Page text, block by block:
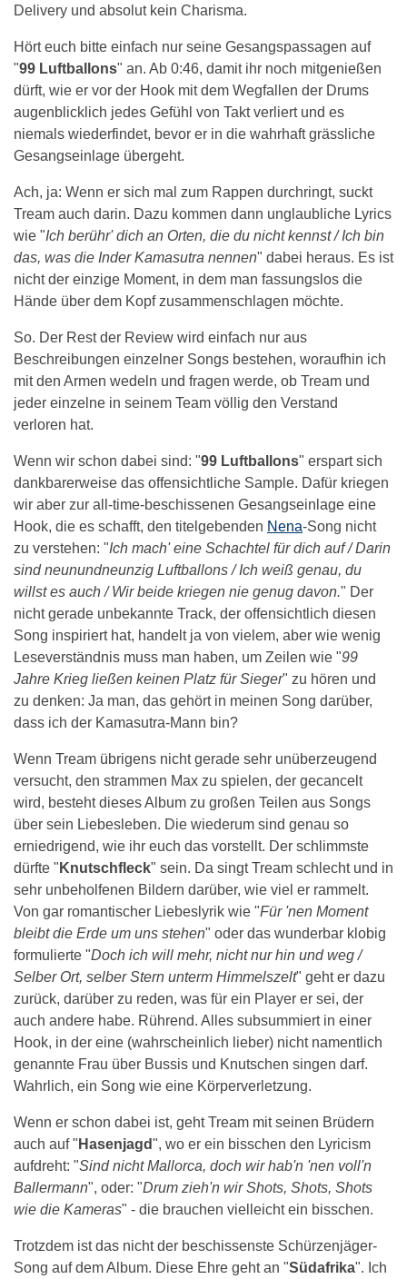
Delivery und absolut kein Charisma.
Hört euch bitte einfach nur seine Gesangspassagen auf
"99 Luftballons" an. Ab 0:46, damit ihr noch mitgenießen
dürft, wie er vor der Hook mit dem Wegfallen der Drums
augenblicklich jedes Gefühl von Takt verliert und es
niemals wiederfindet, bevor er in die wahrhaft grässliche
Gesangseinlage übergeht.
Ach, ja: Wenn er sich mal zum Rappen durchringt, suckt
Tream auch darin. Dazu kommen dann unglaubliche Lyrics
wie "Ich berühr' dich an Orten, die du nicht kennst / Ich bin
das, was die Inder Kamasutra nennen" dabei heraus. Es ist
nicht der einzige Moment, in dem man fassungslos die
Hände über dem Kopf zusammenschlagen möchte.
So. Der Rest der Review wird einfach nur aus
Beschreibungen einzelner Songs bestehen, woraufhin ich
mit den Armen wedeln und fragen werde, ob Tream und
jeder einzelne in seinem Team völlig den Verstand
verloren hat.
Wenn wir schon dabei sind: "99 Luftballons" erspart sich
dankbarerweise das offensichtliche Sample. Dafür kriegen
wir aber zur all-time-beschissenen Gesangseinlage eine
Hook, die es schafft, den titelgebenden Nena-Song nicht
zu verstehen: "Ich mach' eine Schachtel für dich auf / Darin
sind neunundneunzig Luftballons / Ich weiß genau, du
willst es auch / Wir beide kriegen nie genug davon." Der
nicht gerade unbekannte Track, der offensichtlich diesen
Song inspiriert hat, handelt ja von vielem, aber wie wenig
Leseverständnis muss man haben, um Zeilen wie "99
Jahre Krieg ließen keinen Platz für Sieger" zu hören und
zu denken: Ja man, das gehört in meinen Song darüber,
dass ich der Kamasutra-Mann bin?
Wenn Tream übrigens nicht gerade sehr unüberzeugend
versucht, den strammen Max zu spielen, der gecancelt
wird, besteht dieses Album zu großen Teilen aus Songs
über sein Liebesleben. Die wiederum sind genau so
erniedrigend, wie ihr euch das vorstellt. Der schlimmste
dürfte " Knutschfleck" sein. Da singt Tream schlecht und in
sehr unbeholfenen Bildern darüber, wie viel er rammelt.
Von gar romantischer Liebeslyrik wie "Für 'nen Moment
bleibt die Erde um uns stehen" oder das wunderbar klobig
formulierte "Doch ich will mehr, nicht nur hin und weg /
Selber Ort, selber Stern unterm Himmelszelt" geht er dazu
zurück, darüber zu reden, was für ein Player er sei, der
auch andere habe. Rührend. Alles subsummiert in einer
Hook, in der eine (wahrscheinlich lieber) nicht namentlich
genannte Frau über Bussis und Knutschen singen darf.
Wahrlich, ein Song wie eine Körperverletzung.
Wenn er schon dabei ist, geht Tream mit seinen Brüdern
auch auf " Hasenjagd", wo er ein bisschen den Lyricism
aufdreht: "Sind nicht Mallorca, doch wir hab'n 'nen voll'n
Ballermann", oder: "Drum zieh'n wir Shots, Shots, Shots
wie die Kameras" - die brauchen vielleicht ein bisschen.
Trotzdem ist das nicht der beschissenste Schürzenjäger-
Song auf dem Album. Diese Ehre geht an "Südafrika". Ich